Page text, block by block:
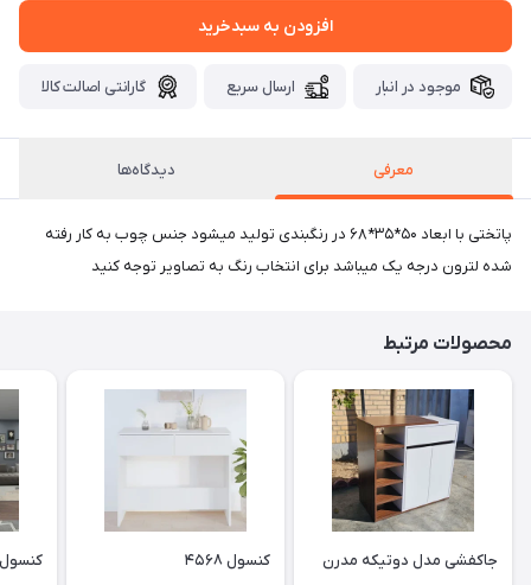
افزودن به سبدخرید
موجود در انبار ارسال سریع گارانتی اصالت کالا
معرفی دیدگاه‌ها
پاتختی با ابعاد ۵۰*۳۵*۶۸ در رنگبندی تولید میشود جنس چوب به کار رفته
شده لترون درجه یک میباشد برای انتخاب رنگ به تصاویر توجه کنید
محصولات مرتبط
جاکفشی مدل دوتیکه مدرن کنسول ۴۵۶۸ کنسول